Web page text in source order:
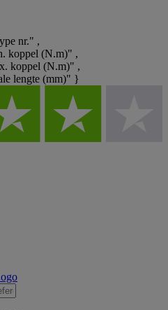
nr." ,
koppel (N.m)" ,
koppel (N.m)" ,
lengte (mm)" }